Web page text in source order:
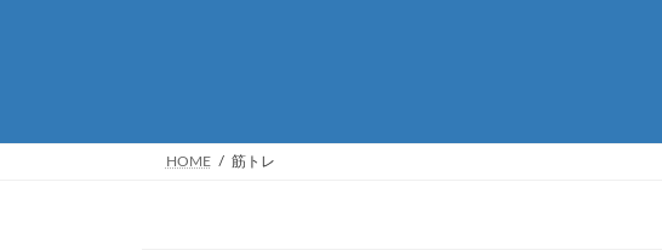
HOME 筋トレ